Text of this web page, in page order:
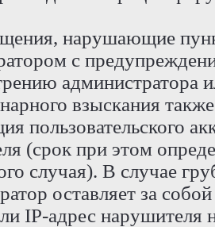
нарушающие
с
администратора
взыскания
пользовательского
(срок при этом
случая). В случае
оставляет за
IP-адрес нарушителя